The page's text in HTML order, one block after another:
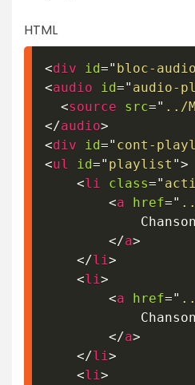
HTML
<div id=" bloc-audio
<audio id=" audio-
<source src=" ../
</audio>
<div id=" cont-
<ul id=" playlist ">
<li class="
<a href="
</a>
</li >
<li >
<a href="
</a>
</li >
<li >